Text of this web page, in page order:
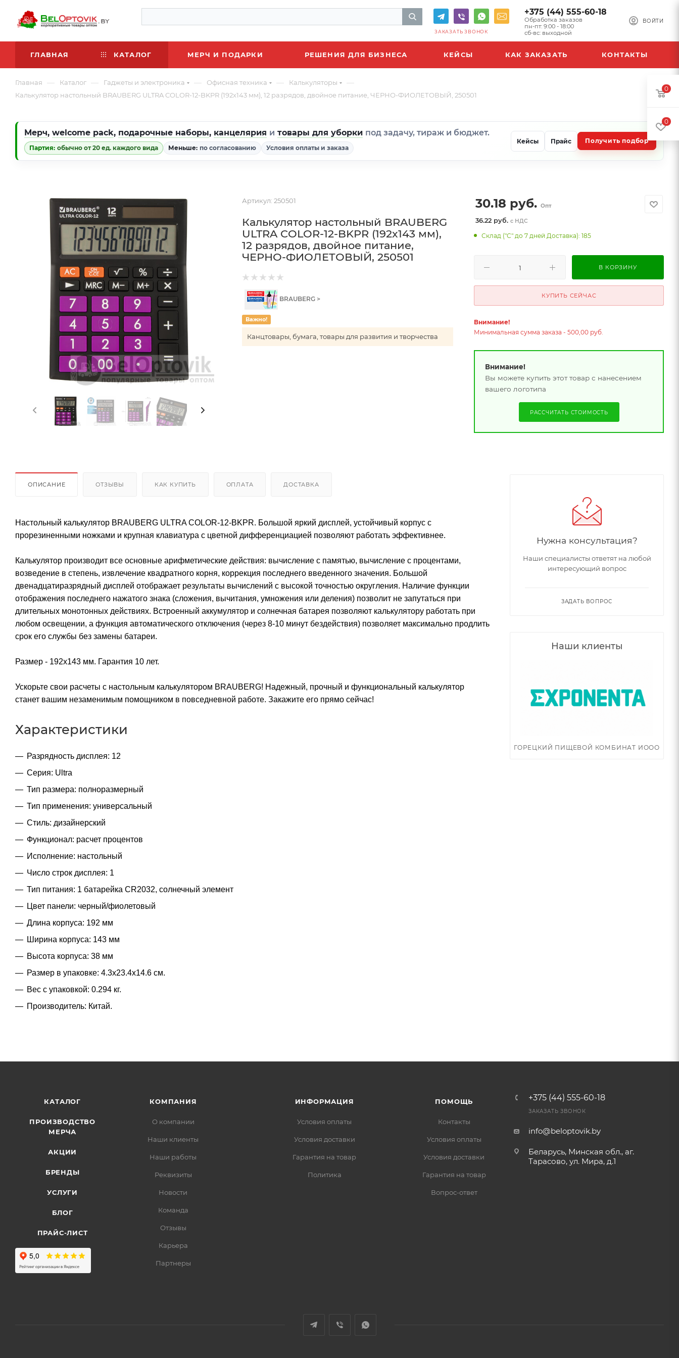
ВОЙТИ
+375 (44) 555-60-18
Обработка заказов
пн-пт: 9:00 - 18:00
сб-вс: выходной
ЗАКАЗАТЬ ЗВОНОК
ГЛАВНАЯ КАТАЛОГ МЕРЧ И ПОДАРКИ РЕШЕНИЯ ДЛЯ БИЗНЕСА КЕЙСЫ КАК ЗАКАЗАТЬ КОНТАКТЫ
Главная — Каталог — Гаджеты и электроника — Офисная техника — Калькуляторы —
Калькулятор настольный BRAUBERG ULTRA COLOR-12-BKPR (192x143 мм), 12 разрядов, двойное питание, ЧЕРНО-ФИОЛЕТОВЫЙ, 250501
Мерч, welcome pack, подарочные наборы, канцелярия и товары для уборки под задачу, тираж и бюджет.
Партия: обычно от 20 ед. каждого вида Меньше: по согласованию Условия оплаты и заказа
Кейсы Прайс Получить подбор
Артикул: 250501
Калькулятор настольный BRAUBERG
ULTRA COLOR-12-BKPR (192x143 мм),
12 разрядов, двойное питание,
ЧЕРНО-ФИОЛЕТОВЫЙ, 250501
BRAUBERG >
Важно!
Канцтовары, бумага, товары для развития и творчества
30.18 руб. Опт
36.22 руб.с НДС
Склад ("С" до 7 дней Доставка): 185
В КОРЗИНУ
КУПИТЬ СЕЙЧАС
Внимание!
Минимальная сумма заказа - 500,00 руб.
Внимание!
Вы можете купить этот товар с нанесением
вашего логотипа
РАССЧИТАТЬ СТОИМОСТЬ
ОПИСАНИЕ ОТЗЫВЫ КАК КУПИТЬ ОПЛАТА ДОСТАВКА
Настольный калькулятор BRAUBERG ULTRA COLOR-12-BKPR. Большой яркий дисплей, устойчивый корпус с
прорезиненными ножками и крупная клавиатура с цветной дифференциацией позволяют работать эффективнее.
Калькулятор производит все основные арифметические действия: вычисление с памятью, вычисление с процентами,
возведение в степень, извлечение квадратного корня, коррекция последнего введенного значения. Большой
двенадцатиразрядный дисплей отображает результаты вычислений с высокой точностью округления. Наличие функции
отображения последнего нажатого знака (сложения, вычитания, умножения или деления) позволит не запутаться при
длительных монотонных действиях. Встроенный аккумулятор и солнечная батарея позволяют калькулятору работать при
любом освещении, а функция автоматического отключения (через 8-10 минут бездействия) позволяет максимально продлить
срок его службы без замены батареи.
Размер - 192x143 мм. Гарантия 10 лет.
Ускорьте свои расчеты с настольным калькулятором BRAUBERG! Надежный, прочный и функциональный калькулятор
станет вашим незаменимым помощником в повседневной работе. Закажите его прямо сейчас!
Характеристики
Разрядность дисплея: 12
Серия: Ultra
Тип размера: полноразмерный
Тип применения: универсальный
Стиль: дизайнерский
Функционал: расчет процентов
Исполнение: настольный
Число строк дисплея: 1
Тип питания: 1 батарейка CR2032, солнечный элемент
Цвет панели: черный/фиолетовый
Длина корпуса: 192 мм
Ширина корпуса: 143 мм
Высота корпуса: 38 мм
Размер в упаковке: 4.3x23.4x14.6 см.
Вес с упаковкой: 0.294 кг.
Производитель: Китай.
Нужна консультация?
Наши специалисты ответят на любой
интересующий вопрос
ЗАДАТЬ ВОПРОС
Наши клиенты
ГОРЕЦКИЙ ПИЩЕВОЙ КОМБИНАТ ИООО
КАТАЛОГ
ПРОИЗВОДСТВО
МЕРЧА
АКЦИИ
БРЕНДЫ
УСЛУГИ
БЛОГ
ПРАЙС-ЛИСТ
КОМПАНИЯ
О компании
Наши клиенты
Наши работы
Реквизиты
Новости
Команда
Отзывы
Карьера
Партнеры
ИНФОРМАЦИЯ
Условия оплаты
Условия доставки
Гарантия на товар
Политика
ПОМОЩЬ
Контакты
Условия оплаты
Условия доставки
Гарантия на товар
Вопрос-ответ
+375 (44) 555-60-18
ЗАКАЗАТЬ ЗВОНОК
info@beloptovik.by
Беларусь, Минская обл., аг.
Тарасово, ул. Мира, д.1
0
0